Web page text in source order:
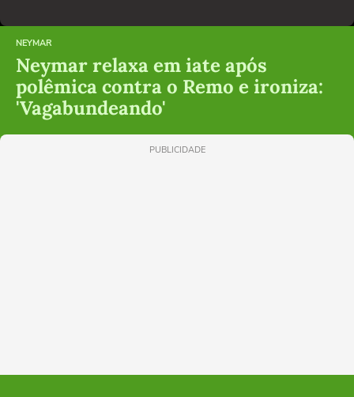
NEYMAR
Neymar relaxa em iate após
polêmica contra o Remo e ironiza:
'Vagabundeando'
PUBLICIDADE